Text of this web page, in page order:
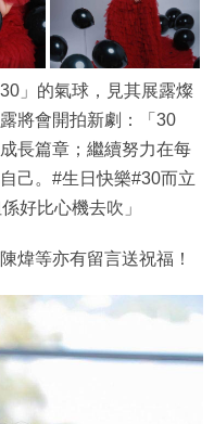
」的氣球，見其展露燦
將會開拍新劇：「30
長篇章；繼續努力在每
己。#生日快樂#30而立
好比心機去吹」
煒等亦有留言送祝福！